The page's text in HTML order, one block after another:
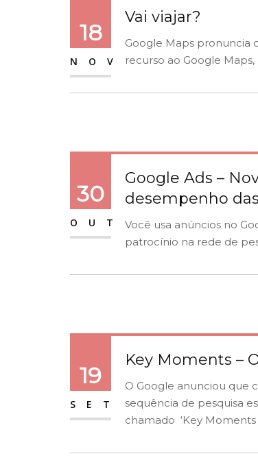
18
NOV
Vai viajar?
Google Maps pronuncia
recurso ao Google
30
OUT
Google Ads –
desempenho
Você usa anúncios no
patrocínio na rede de
19
SET
Key Moments –
O Google anunciou que
sequência de pesquisa
chamado ‘Key Moments